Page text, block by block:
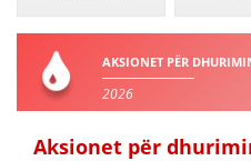
AKSIONET PËR
2026
Aksionet për